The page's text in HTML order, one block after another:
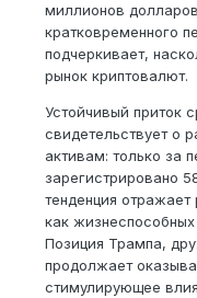
миллионов
кратковременного
подчеркивает,
рынок криптовалют.
Устойчивый приток
свидетельствует о
активам: только за
зарегистрировано
тенденция
как
Позиция Трампа,
продолжает
стимулирующее